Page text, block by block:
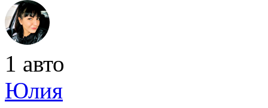
1 авто
Юлия